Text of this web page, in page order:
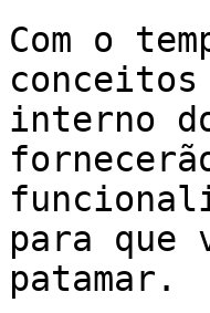
Com o
interno
para que